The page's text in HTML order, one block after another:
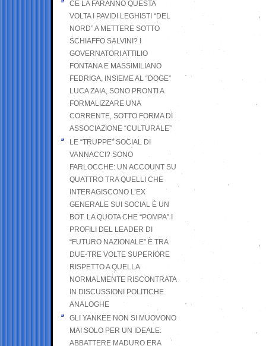
CE LA FARANNO QUESTA
VOLTA I PAVIDI LEGHISTI “DEL
NORD” A METTERE SOTTO
SCHIAFFO SALVINI? I
GOVERNATORI ATTILIO
FONTANA E MASSIMILIANO
FEDRIGA, INSIEME AL “DOGE”
LUCA ZAIA, SONO PRONTI A
FORMALIZZARE UNA
CORRENTE, SOTTO FORMA DI
ASSOCIAZIONE “CULTURALE”
LE “TRUPPE” SOCIAL DI
VANNACCI? SONO
FARLOCCHE: UN ACCOUNT SU
QUATTRO TRA QUELLI CHE
INTERAGISCONO L’EX
GENERALE SUI SOCIAL È UN
BOT. LA QUOTA CHE “POMPA” I
PROFILI DEL LEADER DI
“FUTURO NAZIONALE” È TRA
DUE-TRE VOLTE SUPERIORE
RISPETTO A QUELLA
NORMALMENTE RISCONTRATA
IN DISCUSSIONI POLITICHE
ANALOGHE
GLI YANKEE NON SI MUOVONO
MAI SOLO PER UN IDEALE:
ABBATTERE MADURO ERA